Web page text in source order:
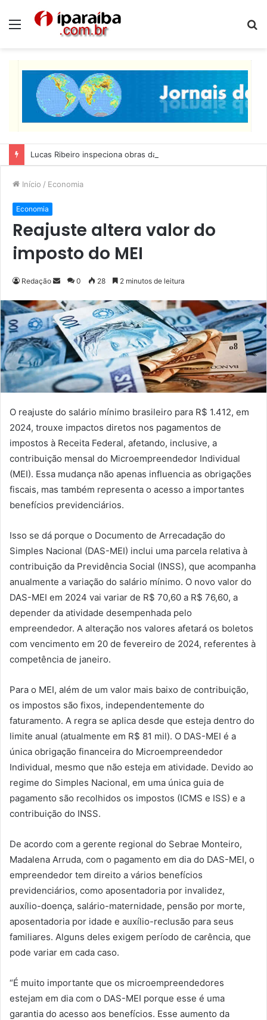
Menu
Início / Economia
Economia
Reajuste altera valor do
imposto do MEI
Redação
n
d
e
u
m
e
-
m
a
i
0 28 2 minutos de leitura
O reajuste do salário mínimo brasileiro para R$ 1.412, em
2024, trouxe impactos diretos nos pagamentos de
impostos à Receita Federal, afetando, inclusive, a
contribuição mensal do Microempreendedor Individual
(MEI). Essa mudança não apenas influencia as obrigações
fiscais, mas também representa o acesso a importantes
benefícios previdenciários.
Isso se dá porque o Documento de Arrecadação do
Simples Nacional (DAS-MEI) inclui uma parcela relativa à
contribuição da Previdência Social (INSS), que acompanha
anualmente a variação do salário mínimo. O novo valor do
DAS-MEI em 2024 vai variar de R$ 70,60 a R$ 76,60, a
depender da atividade desempenhada pelo
empreendedor. A alteração nos valores afetará os boletos
com vencimento em 20 de fevereiro de 2024, referentes à
competência de janeiro.
Para o MEI, além de um valor mais baixo de contribuição,
os impostos são fixos, independentemente do
faturamento. A regra se aplica desde que esteja dentro do
limite anual (atualmente em R$ 81 mil). O DAS-MEI é a
única obrigação financeira do Microempreendedor
Individual, mesmo que não esteja em atividade. Devido ao
regime do Simples Nacional, em uma única guia de
pagamento são recolhidos os impostos (ICMS e ISS) e a
contribuição do INSS.
De acordo com a gerente regional do Sebrae Monteiro,
Madalena Arruda, com o pagamento em dia do DAS-MEI, o
empreendedor tem direito a vários benefícios
previdenciários, como aposentadoria por invalidez,
auxílio-doença, salário-maternidade, pensão por morte,
aposentadoria por idade e auxílio-reclusão para seus
familiares. Alguns deles exigem período de carência, que
pode variar em cada caso.
“É muito importante que os microempreendedores
estejam em dia com o DAS-MEI porque esse é uma
garantia do acesso aos benefícios. Esse aumento da